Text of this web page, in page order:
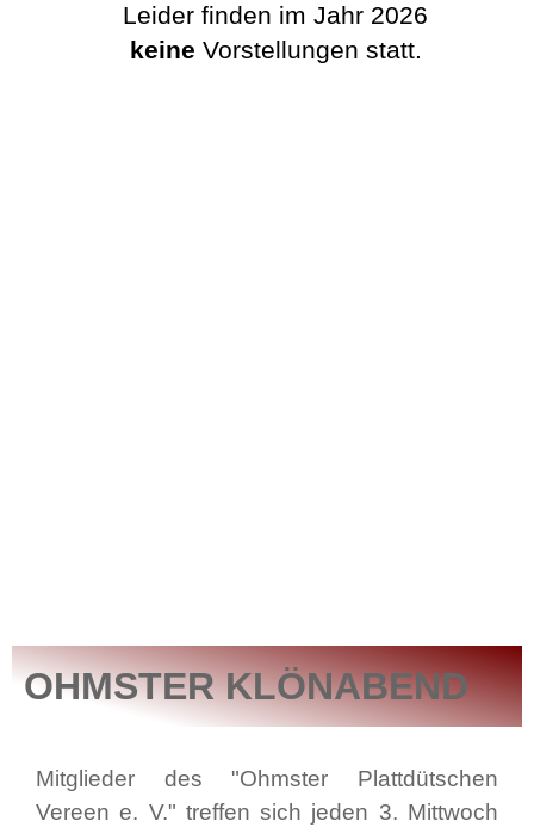
Leider finden im Jahr 2026
keine Vorstellungen statt.
OHMSTER KLÖNABEND
Mitglieder des "Ohmster Plattdütschen
Vereen e. V." treffen sich jeden 3. Mittwoch